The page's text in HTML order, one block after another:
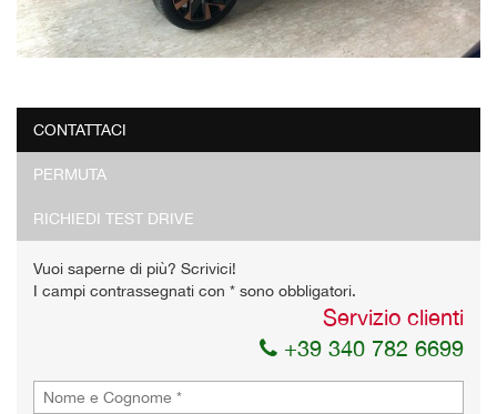
CONTATTACI
PERMUTA
RICHIEDI TEST DRIVE
Vuoi saperne di più? Scrivici!
I campi contrassegnati con * sono obbligatori.
Servizio clienti
+39 340 782 6699